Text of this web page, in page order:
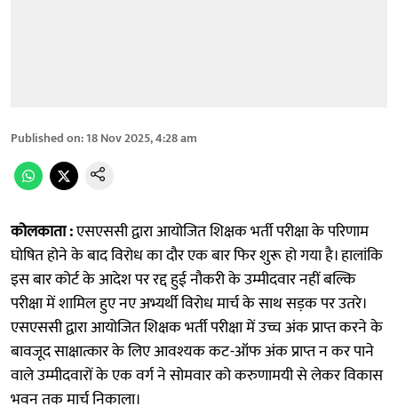
Published on:18 Nov 2025, 4:28 am
कोलकाता :एसएससी द्वारा आयोजित शिक्षक भर्ती परीक्षा के परिणाम
घोषित होने के बाद विरोध का दौर एक बार फिर शुरू हो गया है। हालांकि
इस बार कोर्ट के आदेश पर रद्द हुई नौकरी के उम्मीदवार नहीं बल्कि
परीक्षा में शामिल हुए नए अभ्यर्थी विरोध मार्च के साथ सड़क पर उतरे।
एसएससी द्वारा आयोजित शिक्षक भर्ती परीक्षा में उच्च अंक प्राप्त करने के
बावजूद साक्षात्कार के लिए आवश्यक कट-ऑफ अंक प्राप्त न कर पाने
वाले उम्मीदवारों के एक वर्ग ने सोमवार को करुणामयी से लेकर विकास
भवन तक मार्च निकाला।